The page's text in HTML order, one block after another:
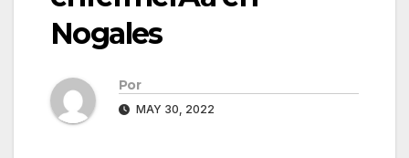
Nogales
Por
MAY 30, 2022